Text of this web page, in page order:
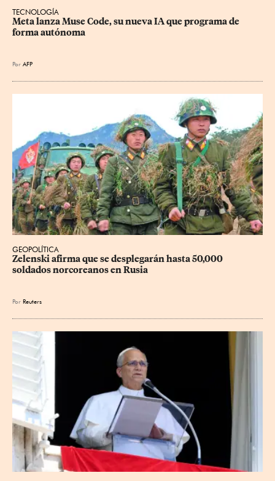
TECNOLOGÍA
Meta lanza Muse Code, su nueva IA que programa de
forma autónoma
Por AFP
GEOPOLÍTICA
Zelenski afirma que se desplegarán hasta 50,000
soldados norcoreanos en Rusia
Por Reuters